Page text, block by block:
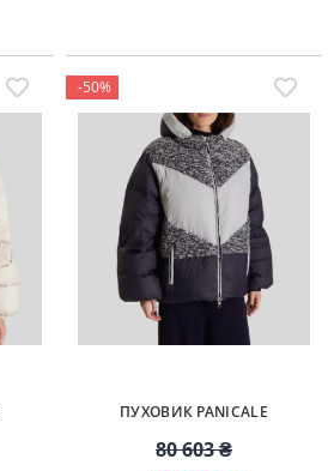
-50%
ПУХОВИК PANICALE
80 603 ₴